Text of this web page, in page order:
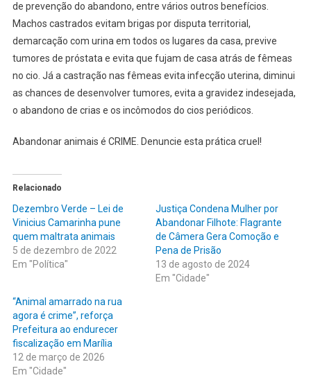
de prevenção do abandono, entre vários outros benefícios.
Machos castrados evitam brigas por disputa territorial,
demarcação com urina em todos os lugares da casa, previve
tumores de próstata e evita que fujam de casa atrás de fêmeas
no cio. Já a castração nas fêmeas evita infecção uterina, diminui
as chances de desenvolver tumores, evita a gravidez indesejada,
o abandono de crias e os incômodos do cios periódicos.
Abandonar animais é CRIME. Denuncie esta prática cruel!
Relacionado
Dezembro Verde – Lei de
Vinicius Camarinha pune
quem maltrata animais
5 de dezembro de 2022
Em "Política"
Justiça Condena Mulher por
Abandonar Filhote: Flagrante
de Câmera Gera Comoção e
Pena de Prisão
13 de agosto de 2024
Em "Cidade"
“Animal amarrado na rua
agora é crime”, reforça
Prefeitura ao endurecer
fiscalização em Marília
12 de março de 2026
Em "Cidade"